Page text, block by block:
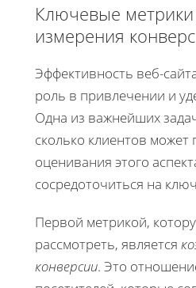
Ключевые метрики
измерения
Эффективность веб-
роль в привлечении и
Одна из важнейших
сколько клиентов может
оценивания этого
сосредоточиться на
Первой метрикой,
рассмотреть, является
конверсии. Это